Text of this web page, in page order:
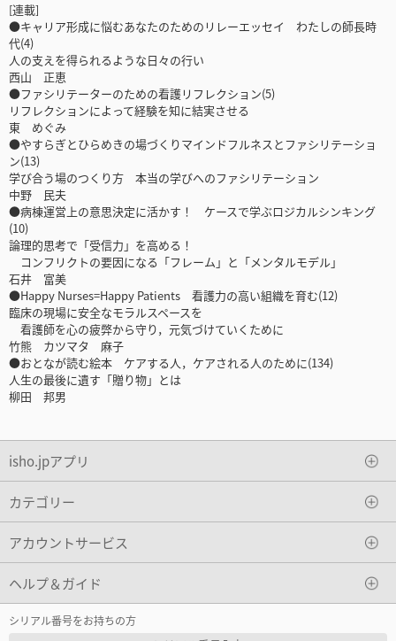
[連載]
●キャリア形成に悩むあなたのためのリレーエッセイ わたしの師長時
代(4)
人の支えを得られるような日々の行い
西山 正恵
●ファシリテーターのための看護リフレクション(5)
リフレクションによって経験を知に結実させる
東 めぐみ
●やすらぎとひらめきの場づくりマインドフルネスとファシリテーショ
ン(13)
学び合う場のつくり方 本当の学びへのファシリテーション
中野 民夫
●病棟運営上の意思決定に活かす！ ケースで学ぶロジカルシンキング
(10)
論理的思考で「受信力」を高める！
コンフリクトの要因になる「フレーム」と「メンタルモデル」
石井 富美
●Happy Nurses=Happy Patients 看護力の高い組織を育む(12)
臨床の現場に安全なモラルスペースを
看護師を心の疲弊から守り，元気づけていくために
竹熊 カツマタ 麻子
●おとなが読む絵本 ケアする人，ケアされる人のために(134)
人生の最後に遺す「贈り物」とは
柳田 邦男
isho.jpアプリ
カテゴリー
アカウントサービス
ヘルプ＆ガイド
シリアル番号をお持ちの方